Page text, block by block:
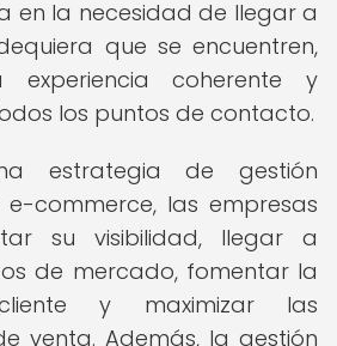
en la necesidad de llegar a
que se encuentren,
experiencia coherente y
los puntos de contacto.
estrategia de gestión
commerce, las empresas
su visibilidad, llegar a
de mercado, fomentar la
y maximizar las
venta. Además, la gestión